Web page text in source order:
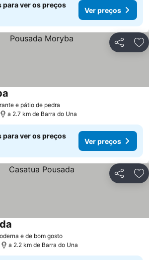
para ver os preços
Ver preços
Partilhar
e pátio de pedra
a 2.7 km de Barra do Una
para ver os preços
Ver preços
Partilhar
e de bom gosto
a 2.2 km de Barra do Una